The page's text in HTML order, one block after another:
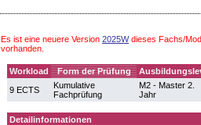
Es ist eine neuere Version 2025Wdieses Fachs/
vorhanden.
Workload Form der Prüfung
9 ECTS
Kumulative
Fachprüfung
M2 - Master 2.
Jahr
Detailinformationen